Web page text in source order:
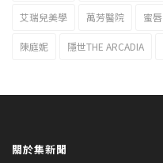
艾瑞兒美學 萬芳醫院 蜜唇
陳庭妮 隱世THE ARCADIA
關於集新聞